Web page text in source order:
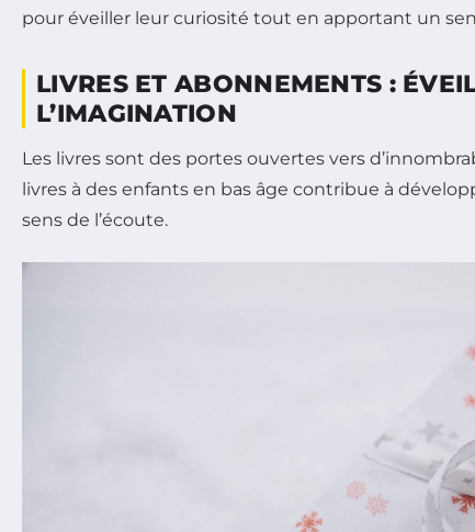
pour éveiller leur curiosité tout en apportant un
LIVRES ET ABONNEMENTS :
L’IMAGINATION
Les livres sont des portes ouvertes vers
livres à des enfants en bas âge contribue à
sens de l’écoute.